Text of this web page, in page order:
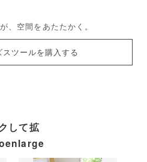
、空間をあたたかく。
スツールを購入する
して拡